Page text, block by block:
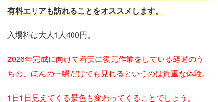
有料エリアも訪れることをオススメします。
入場料は大人1人400円。
2026年完成に向けて着実に復元作業をしている経過のう
ちの、ほんの一瞬だけでも見れるというのは貴重な体験。
1日1日見えてくる景色も変わってくることでしょう。